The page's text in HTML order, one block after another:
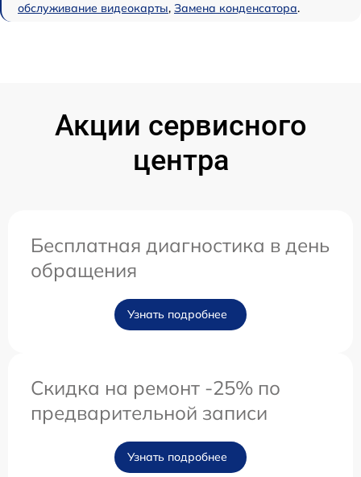
обслуживание видеокарты, Замена конденсатора.
Акции сервисного
центра
Бесплатная диагностика в день
обращения
Узнать подробнее
Скидка на ремонт -25% по
предварительной записи
Узнать подробнее